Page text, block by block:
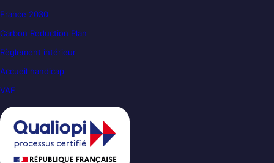
France 2030
Carbon Reduction Plan
Règlement intérieur
Accueil handicap
VAE